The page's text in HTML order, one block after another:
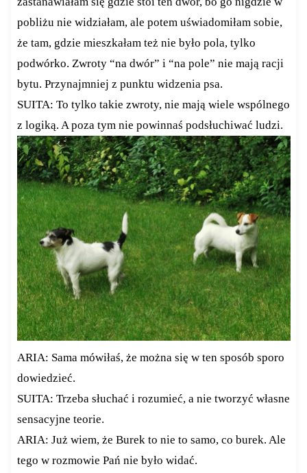
pobliżu nie widziałam, ale potem uświadomiłam sobie,
że tam, gdzie mieszkałam też nie było pola, tylko
podwórko. Zwroty “na dwór” i “na pole” nie mają racji
bytu. Przynajmniej z punktu widzenia psa.
SUITA: To tylko takie zwroty, nie mają wiele wspólnego
z logiką. A poza tym nie powinnaś podsłuchiwać ludzi.
ARIA: Sama mówiłaś, że można się w ten sposób sporo
dowiedzieć.
SUITA: Trzeba słuchać i rozumieć, a nie tworzyć własne
sensacyjne teorie.
ARIA: Już wiem, że Burek to nie to samo, co burek. Ale
tego w rozmowie Pań nie było widać.